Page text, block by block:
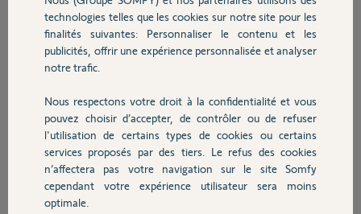
Sécurité
Domotique
Chauffage
Autres produits
installation est neuve et je m’inquiète de
l’efficacité de mon système en cas de réel
intrusion.
Benjamin D.
il y a plus de 6 ans
Participer au fil de discussion
technologies telles que les cookies sur notre site pour les
finalités suivantes: Personnaliser le contenu et les
publicités, offrir une expérience personnalisée et analyser
notre trafic.
Nous respectons votre droit à la confidentialité et vous
pouvez choisir d’accepter, de contrôler ou de refuser
l'utilisation de certains types de cookies ou certains
services proposés par des tiers. Le refus des cookies
n’affectera pas votre navigation sur le site Somfy
cependant votre expérience utilisateur sera moins
optimale.